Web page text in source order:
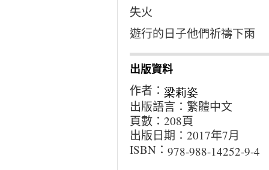
失火
遊行的日子他們祈禱下雨
出版資料
作者： 梁莉姿
出版語言：繁體中文
頁數：208頁
出版日期：2017年7月
ISBN： 978-988-14252-9-4